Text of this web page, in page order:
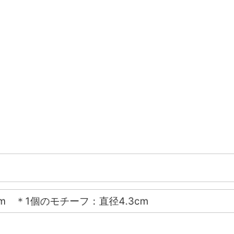
＊1個のモチーフ：直径4.3cm